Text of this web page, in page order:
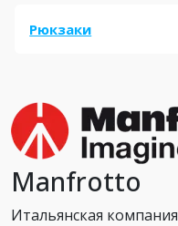
Рюкзаки
Manfrotto
Итальянская компания